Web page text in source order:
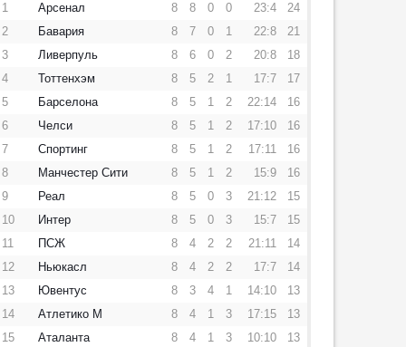
1
Арсенал 8 8 0 0 23:4
24
2
Бавария 8 7 0 1 22:8
21
3
Ливерпуль 8 6 0 2 20:8
18
4
Тоттенхэм 8 5 2 1 17:7
17
5
Барселона 8 5 1 2 22:14
16
6
Челси 8 5 1 2 17:10
16
7
Спортинг 8 5 1 2 17:11
16
8
Манчестер Сити 8 5 1 2 15:9
16
9
Реал 8 5 0 3 21:12
15
10
Интер 8 5 0 3 15:7
15
11
ПСЖ 8 4 2 2 21:11
14
12
Ньюкасл 8 4 2 2 17:7
14
13
Ювентус 8 3 4 1 14:10
13
14
Атлетико М 8 4 1 3 17:15
13
15
Аталанта 8 4 1 3 10:10
13